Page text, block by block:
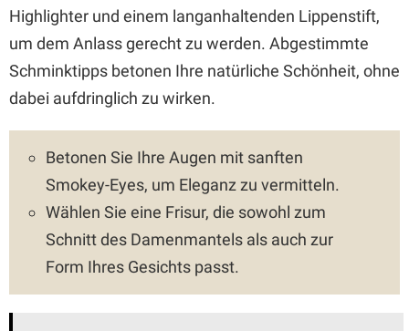
Highlighter und einem langanhaltenden Lippenstift,
um dem Anlass gerecht zu werden. Abgestimmte
Schminktipps betonen Ihre natürliche Schönheit, ohne
dabei aufdringlich zu wirken.
Betonen Sie Ihre Augen mit sanften
Smokey-Eyes, um Eleganz zu vermitteln.
Wählen Sie eine Frisur, die sowohl zum
Schnitt des Damenmantels als auch zur
Form Ihres Gesichts passt.